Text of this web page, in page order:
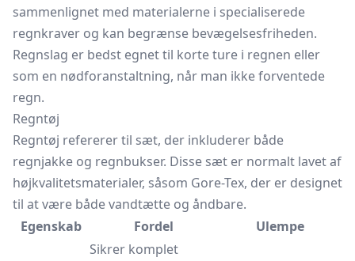
sammenlignet med materialerne i specialiserede
regnkraver og kan begrænse bevægelsesfriheden.
Regnslag er bedst egnet til korte ture i regnen eller
som en nødforanstaltning, når man ikke forventede
regn.
Regntøj
Regntøj refererer til sæt, der inkluderer både
regnjakke og regnbukser. Disse sæt er normalt lavet af
højkvalitetsmaterialer, såsom Gore-Tex, der er designet
til at være både vandtætte og åndbare.
Egenskab
Fordel Ulempe
Sikrer komplet